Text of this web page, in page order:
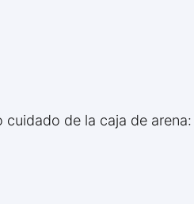
cuidado de la caja de arena: